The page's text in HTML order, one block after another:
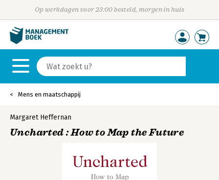
Op werkdagen voor 23:00 besteld, morgen in huis
Mens en maatschappij
Margaret Heffernan
Uncharted : How to Map the Future